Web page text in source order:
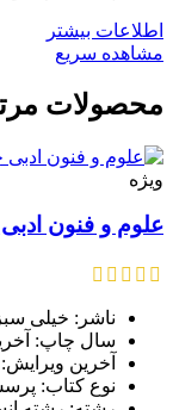
اطلاعات بیشتر
مشاهده سریع
محصولات
ویژه
علوم و فنون
ناشر: خیلی
سال چاپ:
آخرین
نوع کتاب: